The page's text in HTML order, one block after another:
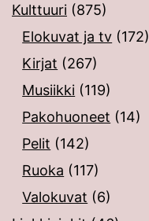
Kulttuuri (875)
Elokuvat ja tv (172)
Kirjat (267)
Musiikki (119)
Pakohuoneet (14)
Pelit (142)
Ruoka (117)
Valokuvat (6)